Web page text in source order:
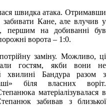
швидка атака. Отримавши
Кане, але влучив у
першим на добиванні був
ворота – 1:0.
заміну. Можливо, ці
гостям, якби вони не
хвилині Бандура разом з
біля власних воріт.
матеріалізувалася в
забивав з близької